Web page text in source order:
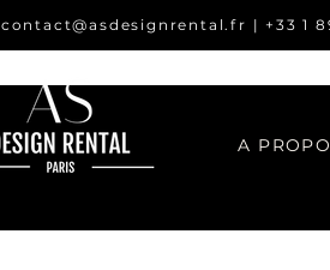
contact@asdesignrental.fr | +33 1
A